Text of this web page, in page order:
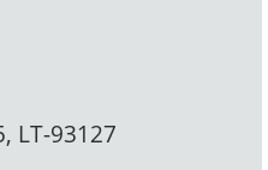
LT-93127